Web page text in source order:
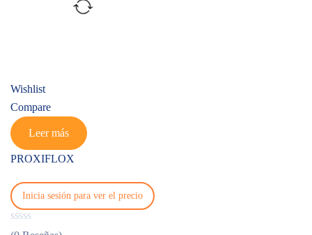
Wishlist
Compare
Leer más
PROXIFLOX
Inicia sesión para ver el precio